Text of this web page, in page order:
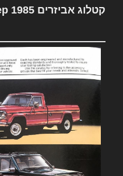
קטלוג אביזרים Jeep 1985